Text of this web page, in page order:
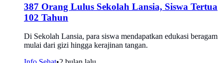
387 Orang Lulus Sekolah Lansia, Siswa Tertua
102 Tahun
Di Sekolah Lansia, para siswa mendapatkan edukasi beragam
mulai dari gizi hingga kerajinan tangan.